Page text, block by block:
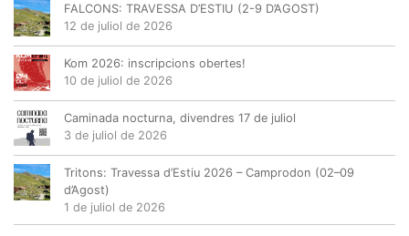
FALCONS: TRAVESSA D’ESTIU (2-9 D’AGOST)
12 de juliol de 2026
Kom 2026: inscripcions obertes!
10 de juliol de 2026
Caminada nocturna, divendres 17 de juliol
3 de juliol de 2026
Tritons: Travessa d’Estiu 2026 – Camprodon (02–09
d’Agost)
1 de juliol de 2026